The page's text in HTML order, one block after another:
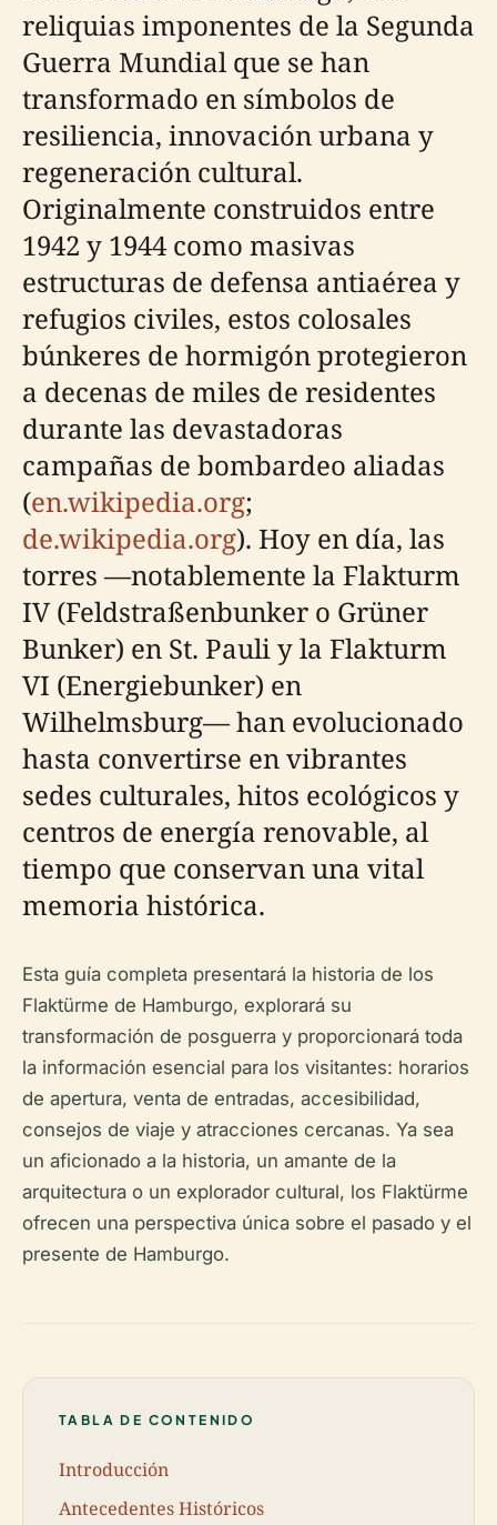
reliquias imponentes de la Segunda
Guerra Mundial que se han
transformado en símbolos de
resiliencia, innovación urbana y
regeneración cultural.
Originalmente construidos entre
1942 y 1944 como masivas
estructuras de defensa antiaérea y
refugios civiles, estos colosales
búnkeres de hormigón protegieron
a decenas de miles de residentes
durante las devastadoras
campañas de bombardeo aliadas
(en.wikipedia.org;
de.wikipedia.org). Hoy en día, las
torres —notablemente la Flakturm
IV (Feldstraßenbunker o Grüner
Bunker) en St. Pauli y la Flakturm
VI (Energiebunker) en
Wilhelmsburg— han evolucionado
hasta convertirse en vibrantes
sedes culturales, hitos ecológicos y
centros de energía renovable, al
tiempo que conservan una vital
memoria histórica.
Esta guía completa presentará la historia de los
Flaktürme de Hamburgo, explorará su
transformación de posguerra y proporcionará toda
la información esencial para los visitantes: horarios
de apertura, venta de entradas, accesibilidad,
consejos de viaje y atracciones cercanas. Ya sea
un aficionado a la historia, un amante de la
arquitectura o un explorador cultural, los Flaktürme
ofrecen una perspectiva única sobre el pasado y el
presente de Hamburgo.
TABLA DE CONTENIDO
Introducción
Antecedentes Históricos